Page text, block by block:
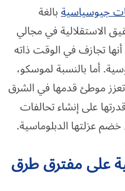
جيوسياسيةبالغة
الاستقلالية في مجالي
أنها تجازف في الوقت ذاته
أما بالنسبة لموسكو،
موطئ قدمها في الشرق
على إنشاء تحالفات
عزلتها الدبلوماسية.
على مفترق طرق